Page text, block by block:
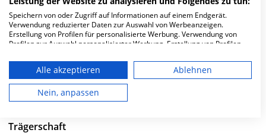
Kapazität von 50 Betten werden in den spezialisierten
Fachabteilungen pro Jahr etwa 504 medizinische Fälle
behandelt und therapiert.
Besuchszeiten
0 bis 23 Uhr
Trägerschaft
Speichern von oder Zugriff auf Informationen auf einem Endgerät.
Verwendung reduzierter Daten zur Auswahl von Werbeanzeigen.
Erstellung von Profilen für personalisierte Werbung. Verwendung von
Profilen zur Auswahl personalisierter Werbung. Erstellung von Profilen
personalisierter Inhalte. Messung der Werbeleistung. Messung der
Performance von Inhalten. Analyse von Zielgruppen durch Statistiken
oder Kombinationen von Daten aus verschiedenen Quellen. Entwicklung
und Verbesserung der Angebote. Verwendung reduzierter Daten zur
Auswahl von Inhalten.
Ihre Einwilligung und die cookie Richtlinie gelten ausschließlich für diese
Alle akzeptieren
Ablehnen
Nein, anpassen